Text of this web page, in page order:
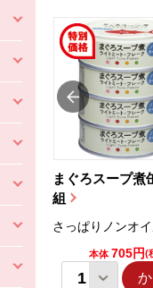
まぐろスープ煮
組
さっぱりノンオ
本体 705円(